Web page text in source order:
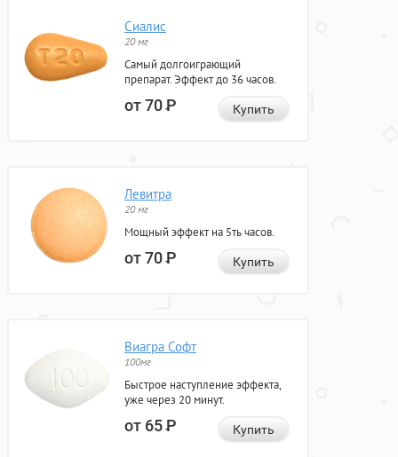
Сиалис
20 мг
Самый долгоиграющий
препарат. Эффект до 36 часов.
от 70Р Купить
Левитра
20 мг
Мощный эффект на 5ть часов.
от 70Р Купить
Виагра Софт
100мг
Быстрое наступление эффекта,
уже через 20 минут.
от 65Р Купить